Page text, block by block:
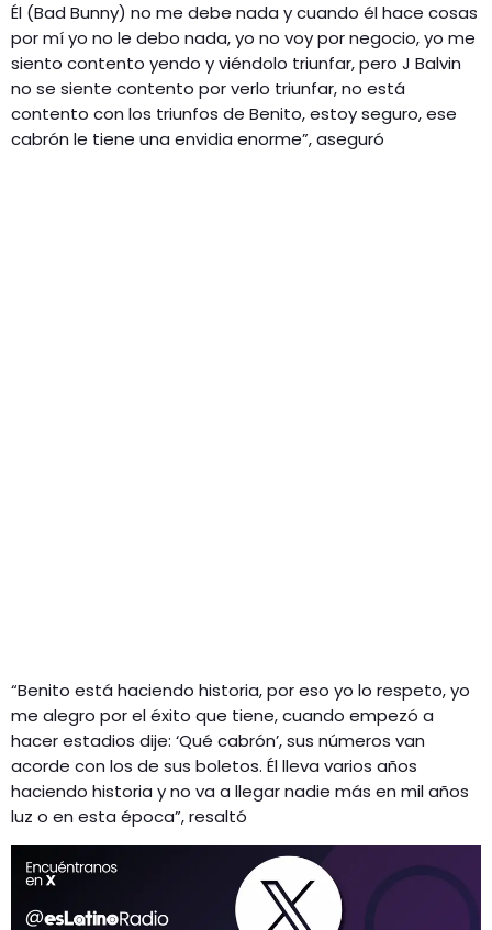
Él (Bad Bunny) no me debe nada y cuando él hace cosas
por mí yo no le debo nada, yo no voy por negocio, yo me
siento contento yendo y viéndolo triunfar, pero J Balvin
no se siente contento por verlo triunfar, no está
contento con los triunfos de Benito, estoy seguro, ese
cabrón le tiene una envidia enorme”, aseguró
“Benito está haciendo historia, por eso yo lo respeto, yo
me alegro por el éxito que tiene, cuando empezó a
hacer estadios dije: ‘Qué cabrón’, sus números van
acorde con los de sus boletos. Él lleva varios años
haciendo historia y no va a llegar nadie más en mil años
luz o en esta época”, resaltó